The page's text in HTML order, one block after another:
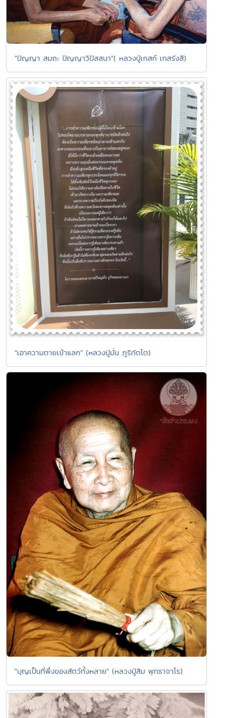
"ปัญญา สมถะ ปัญญาวิปัสสนา"( หลวงปู่เทสก์ เทสรังสี)
"เอาความตายเข้าแลก" (หลวงปู่มั่น ภูริทัตโต)
"บุญเป็นที่พึ่งของสัตว์ทั้งหลาย" (หลวงปู่สิม พุทธาจาโร)